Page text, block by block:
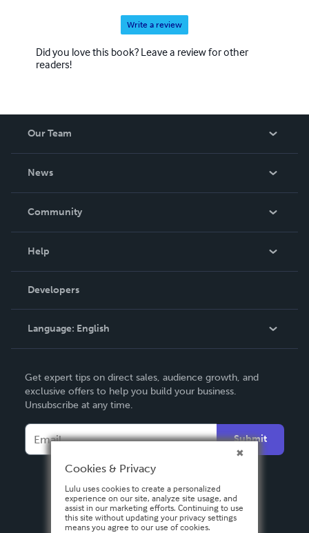
Write a review
Did you love this book? Leave a review for other
readers!
Our Team
News
In The News
Community
Podcast
Help
Order Lookup
Knowledge Base
Contact Support
Developers
Language: English
Deutsch
Français
Español
Get expert tips on direct sales, audience growth, and
exclusive offers to help you build your business.
Unsubscribe at any time.
Submit
Cookies & Privacy
Lulu uses cookies to create a personalized
experience on our site, analyze site usage, and
assist in our marketing efforts. Continuing to use
this site without updating your privacy settings
means you agree to our use of cookies.